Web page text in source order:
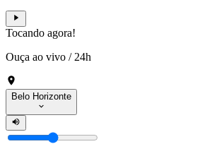
Tocando agora!
Ouça ao vivo / 24h
Belo Horizonte